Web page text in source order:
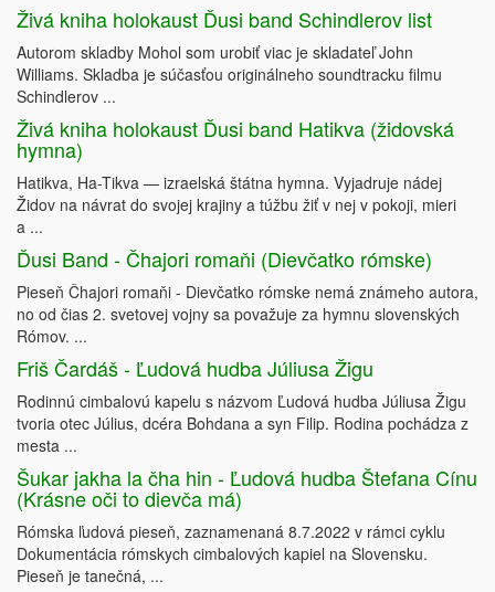
Živá kniha holokaust Ďusi band Schindlerov list
Autorom skladby Mohol som urobiť viac je skladateľ John
Williams. Skladba je súčasťou originálneho soundtracku filmu
Schindlerov ...
Živá kniha holokaust Ďusi band Hatikva (židovská
hymna)
Hatikva, Ha-Tikva — izraelská štátna hymna. Vyjadruje nádej
Židov na návrat do svojej krajiny a túžbu žiť v nej v pokoji, mieri
a ...
Ďusi Band - Čhajori romaňi (Dievčatko rómske)
Pieseň Čhajori romaňi - Dievčatko rómske nemá známeho autora,
no od čias 2. svetovej vojny sa považuje za hymnu slovenských
Rómov. ...
Friš Čardáš - Ľudová hudba Júliusa Žigu
Rodinnú cimbalovú kapelu s názvom Ľudová hudba Júliusa Žigu
tvoria otec Július, dcéra Bohdana a syn Filip. Rodina pochádza z
mesta ...
Šukar jakha la čha hin - Ľudová hudba Štefana Cínu
(Krásne oči to dievča má)
Rómska ľudová pieseň, zaznamenaná 8.7.2022 v rámci cyklu
Dokumentácia rómskych cimbalových kapiel na Slovensku.
Pieseň je tanečná, ...